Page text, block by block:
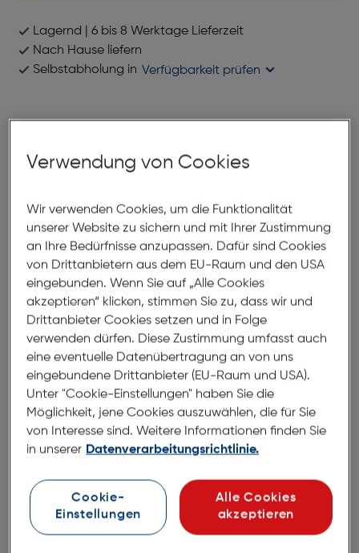
Lagernd | 6 bis 8 Werktage Lieferzeit
Nach Hause liefern
Selbstabholung in Verfügbarkeit prüfen
EM 35-0631 C01 Pilotenbrille Metall
Diese Fassung ist an die Klassische Piolotenbrille
angelehnt. Hohe stabilität, geringes Gewicht, sowie
ein großes Blickfeld zeichnen diese Form im
Besonderen aus. In den 70er Jahren sehr beliebt, ist
dieses Design Heute im 70/80er Retro-Style wieder
Top-modern, und besonders bei Brillenträgern mit
höchstem modischen Anspruch beliebt.
Abmessungen
Brillenbreite:139mm
Steg:16mm
Bügellänge:140mm
(individuell ausrichtbar)
Verwendung von Cookies
Wir verwenden Cookies, um die Funktionalität
unserer Website zu sichern und mit Ihrer Zustimmung
an Ihre Bedürfnisse anzupassen. Dafür sind Cookies
von Drittanbietern aus dem EU-Raum und den USA
eingebunden. Wenn Sie auf „Alle Cookies
akzeptieren“ klicken, stimmen Sie zu, dass wir und
Drittanbieter Cookies setzen und in Folge
verwenden dürfen. Diese Zustimmung umfasst auch
eine eventuelle Datenübertragung an von uns
eingebundene Drittanbieter (EU-Raum und USA).
Unter "Cookie-Einstellungen" haben Sie die
Möglichkeit, jene Cookies auszuwählen, die für Sie
von Interesse sind. Weitere Informationen finden Sie
in unserer Datenverarbeitungsrichtlinie.
Cookie-
Einstellungen
Alle Cookies
akzeptieren